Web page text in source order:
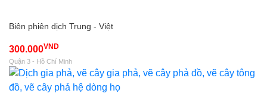
Biên phiên dịch Trung - Việt
300.000VND
Quận 3 - Hồ Chí Minh